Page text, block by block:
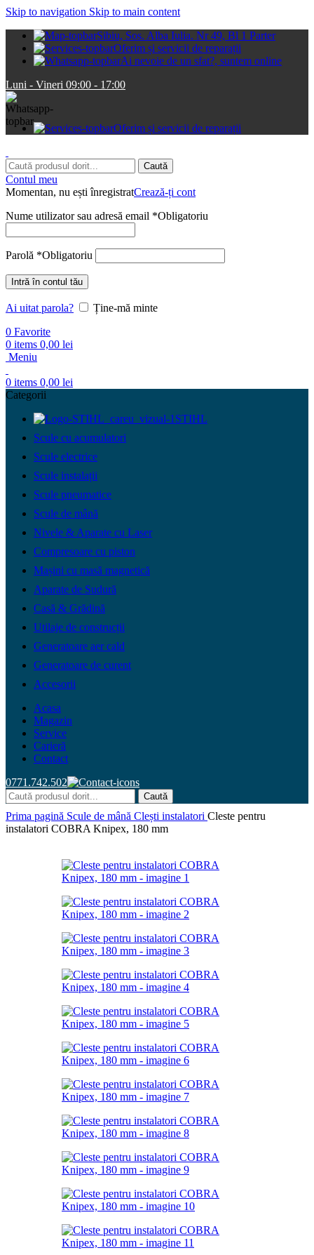
Skip to navigation Skip to main content
Sibiu, Sos. Alba Iulia. Nr 49, Bl 1 Parter
Oferim și servicii de reparații
Ai nevoie de un sfat?, suntem online
Luni - Vineri 09:00 - 17:00
Oferim și servicii de reparații
Caută
Contul meu
Momentan, nu ești înregistratCrează-ți cont
Nume utilizator sau adresă email *Obligatoriu
Parolă *Obligatoriu
Intră în contul tău
Ai uitat parola?
Ține-mă minte
0 Favorite
0 items 0,00 lei
Meniu
0 items 0,00 lei
Categorii
STIHL
Scule cu acumulatori
Scule electrice
Scule instalații
Scule pneumatice
Scule de mână
Nivele & Aparate cu Laser
Compresoare cu piston
Mașini cu masă magnetică
Aparate de Sudură
Casă & Grădină
Utilaje de construcții
Generatoare aer cald
Generatoare de curent
Accesorii
Acasa
Magazin
Service
Carieră
Contact
0771.742.502
Caută
Prima pagină Scule de mână Clești instalatori Cleste pentru
instalatori COBRA Knipex, 180 mm